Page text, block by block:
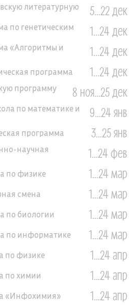
литературную 5...22 дек
по генетическим 1...24 дек
«Алгоритмы и 1...24 дек
программа 1...24 дек
программу 8 ноя...25 дек
по математике и 9...24 янв
программа 3...25 янв
научная 1...24 фев
по физике 1...24 мар
смена 1...24 мар
по биологии 1...24 мар
по информатике 1...24 мар
по физике 1...24 апр
по химии 1...24 апр
«Инфохимия» 1...24 апр